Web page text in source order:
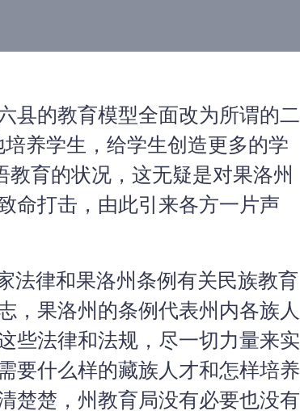
县的教育模型全面改为所谓的二
养学生，给学生创造更多的学
育的状况，这无疑是对果洛州
命打击，由此引来各方一片声
律和果洛州条例有关民族教育
，果洛州的条例代表州内各族人
些法律和法规，尽一切力量来实
要什么样的藏族人才和怎样培养
楚楚，州教育局没有必要也没有